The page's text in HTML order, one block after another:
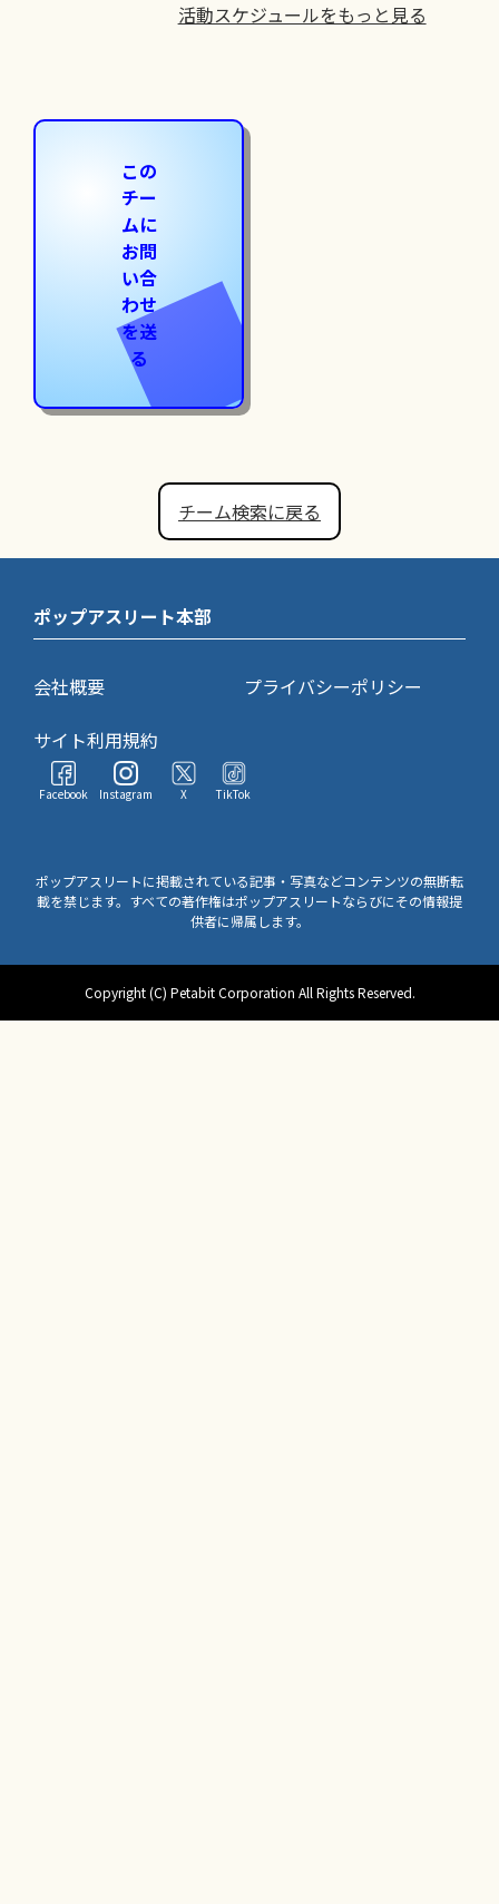
活動スケジュールをもっと見る
この
チー
ムに
お問
い合
わせ
を送
る
チーム検索に戻る
ポップアスリート本部
会社概要
プライバシーポリシー
サイト利用規約
Facebook Instagram X TikTok
ポップアスリートに掲載されている記事・写真などコンテンツの無断転
載を禁じます。すべての著作権はポップアスリートならびにその情報提
供者に帰属します。
Copyright (C) Petabit Corporation All Rights Reserved.